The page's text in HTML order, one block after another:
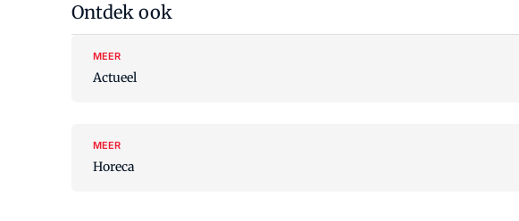
Ontdek ook
MEER
Actueel
MEER
Horeca